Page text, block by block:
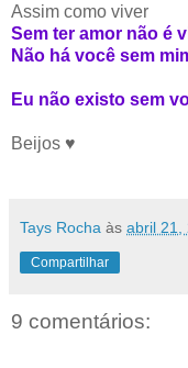
Assim como viver
Sem ter amor não é
Não há você sem
Eu não existo sem
Beijos ♥
Tays Rocha às abril 21,
Compartilhar
9 comentários: